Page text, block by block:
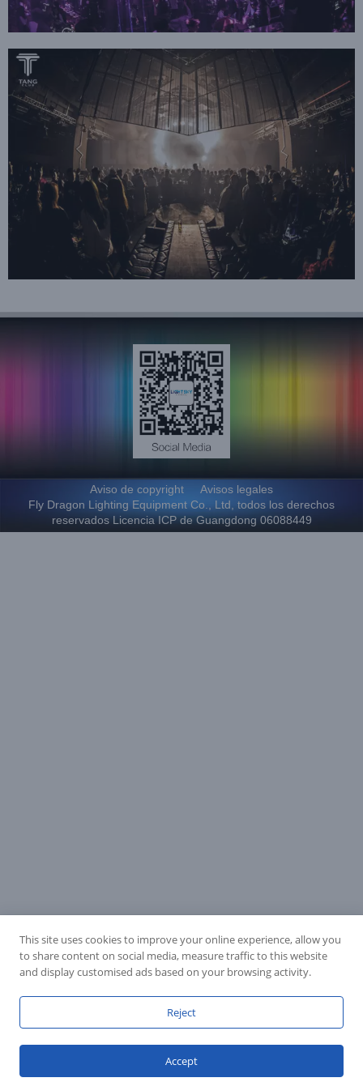
Aviso de copyright
Avisos legales
Fly Dragon Lighting Equipment Co., Ltd, todos los derechos
reservados Licencia ICP de Guangdong 06088449
This site uses cookies to improve your online experience, allow you
to share content on social media, measure traffic to this website
and display customised ads based on your browsing activity.
Reject
Accept